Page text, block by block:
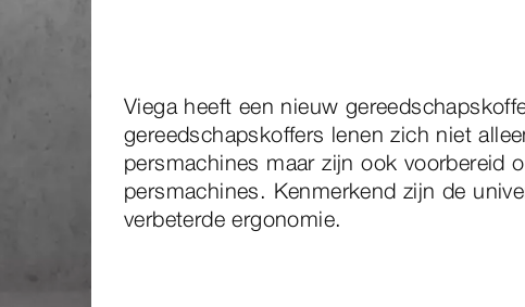
Viega heeft een nieuw
gereedschapskoffers lenen zich niet
persmachines maar zijn ook voorbereid
persmachines. Kenmerkend zijn de
verbeterde ergonomie.